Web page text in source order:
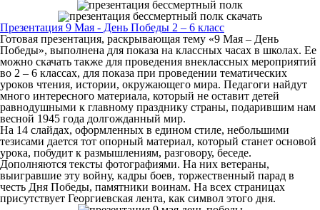
Презентация 9 Мая - День Победы 2 – 6 класс
Готовая презентация, раскрывающая тему «9 Мая – День
Победы», выполнена для показа на классных часах в школах. Ее
можно скачать также для проведения внеклассных мероприятий
во 2 – 6 классах, для показа при проведении тематических
уроков чтения, истории, окружающего мира. Педагоги найдут
много интересного материала, который не оставит детей
равнодушными к главному празднику страны, подарившим нам
весной 1945 года долгожданный мир.
На 14 слайдах, оформленных в едином стиле, небольшими
тезисами дается тот опорный материал, который станет основой
урока, побудит к размышлениям, разговору, беседе.
Дополняются тексты фотографиями. На них ветераны,
выигравшие эту войну, кадры боев, торжественный парад в
честь Дня Победы, памятники воинам. На всех страницах
присутствует Георгиевская лента, как символ этого дня.